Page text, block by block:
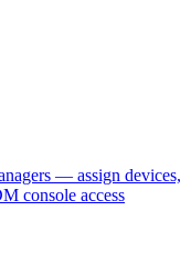
— assign devices,
console access